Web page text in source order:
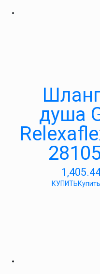
душа
КУПИТЬ